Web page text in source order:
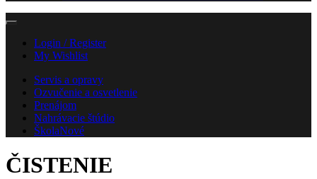
Login / Register
My Wishlist
Servis a opravy
Ozvučenie a osvetlenie
Prenájom
Nahrávacie štúdio
ŠkolaNové
ČISTENIE